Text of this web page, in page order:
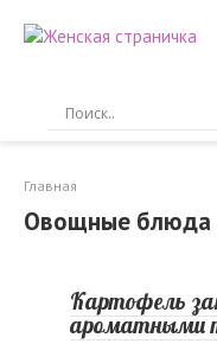
Главная
Овощные блюда
Картофель
ароматными